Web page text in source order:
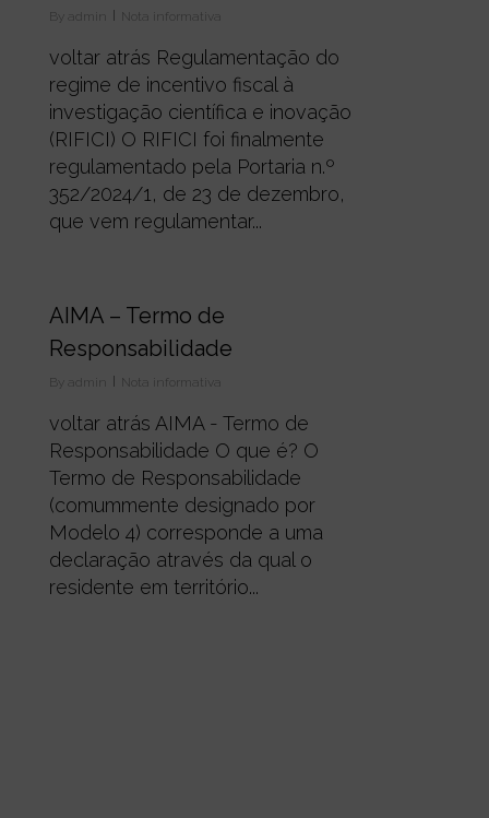
By admin Nota informativa
voltar atrás Regulamentação do
regime de incentivo fiscal à
investigação científica e inovação
(RIFICI) O RIFICI foi finalmente
regulamentado pela Portaria n.º
352/2024/1, de 23 de dezembro,
que vem regulamentar...
AIMA – Termo de
Responsabilidade
By admin Nota informativa
voltar atrás AIMA - Termo de
Responsabilidade O que é? O
Termo de Responsabilidade
(comummente designado por
Modelo 4) corresponde a uma
declaração através da qual o
residente em território...